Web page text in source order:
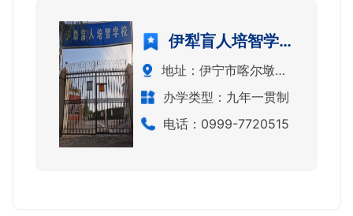
伊犁盲人培智学校
地址：伊宁市喀尔墩乡东梁东街10巷27号
办学类型：九年一贯制
电话：0999-7720515